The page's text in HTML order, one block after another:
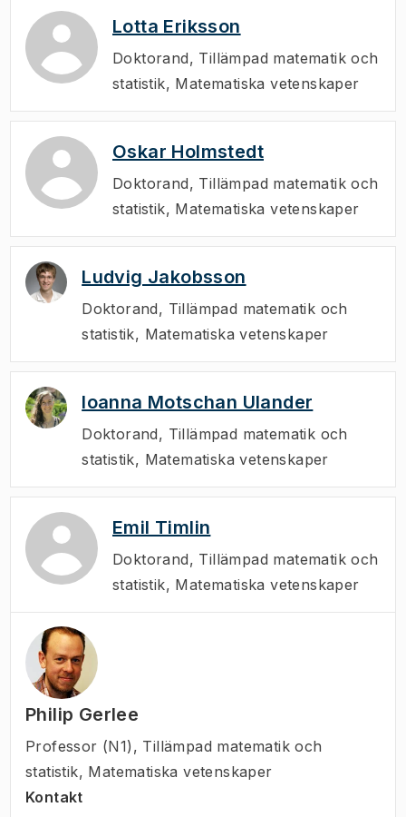
Lotta Eriksson
Doktorand, Tillämpad matematik och
statistik, Matematiska vetenskaper
Oskar Holmstedt
Doktorand, Tillämpad matematik och
statistik, Matematiska vetenskaper
Ludvig Jakobsson
Doktorand, Tillämpad matematik och
statistik, Matematiska vetenskaper
Ioanna Motschan Ulander
Doktorand, Tillämpad matematik och
statistik, Matematiska vetenskaper
Emil Timlin
Doktorand, Tillämpad matematik och
statistik, Matematiska vetenskaper
Philip Gerlee
Professor (N1) , Tillämpad matematik och
statistik, Matematiska vetenskaper
Kontakt